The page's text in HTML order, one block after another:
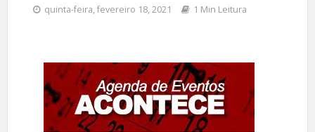
quinta-feira, fevereiro 18, 2021 1 Min Leitura